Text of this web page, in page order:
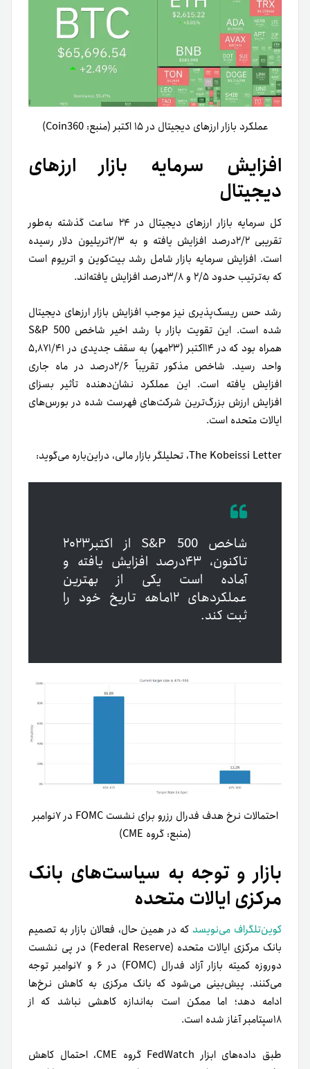
عملکرد بازار ارزهای دیجیتال در ۱۵ اکتبر (منبع: Coin360)
افزایش سرمایه بازار ارزهای
دیجیتال
کل سرمایه بازار ارزهای دیجیتال در ۲۴ ساعت گذشته به‌طور
تقریبی ۲/۲درصد افزایش یافته و به ۲/۳تریلیون دلار رسیده
است. افزایش سرمایه بازار شامل رشد بیت‌کوین و اتریوم است
که به‌ترتیب حدود ۲/۵ و ۳/۸درصد افزایش یافته‌اند.
رشد حس ریسک‌پذیری نیز موجب افزایش بازار ارزهای دیجیتال
شده است. این تقویت بازار با رشد اخیر شاخص S&P 500
همراه بود که در ۱۴اکتبر (۲۳مهر) به سقف جدیدی در ۵,۸۷۱/۴۱
واحد رسید. شاخص مذکور تقریباً ۲/۶درصد در ماه جاری
افزایش یافته است. این عملکرد نشان‌دهنده تأثیر بسزای
افزایش ارزش بزرگ‌ترین شرکت‌های فهرست شده در بورس‌های
ایالات متحده است.
The Kobeissi Letter، تحلیلگر بازار مالی، دراین‌باره می‌گوید:
شاخص S&P 500 از اکتبر‌۲۰۲۳
تا‌کنون، ۴۳‌درصد افزایش یافته و
آماده است یکی از بهترین
عملکردهای ۱۲ماهه تاریخ خود را
ثبت کند.
احتمالات نرخ هدف فدرال رزرو برای نشست FOMC در ۷‌نوامبر
(منبع: گروه CME)
بازار و توجه به سیاست‌های بانک
مرکزی ایالات متحده
کوین‌تلگراف می‌نویسد که در همین حال، فعالان بازار به تصمیم
بانک مرکزی ایالات متحده (Federal Reserve) در پی نشست
دو‌روزه کمیته بازار آزاد فدرال (FOMC) در ۶ و ۷نوامبر توجه
می‌کنند. پیش‌بینی می‌شود که بانک مرکزی به کاهش نرخ‌ها
ادامه دهد؛ اما ممکن است به‌اندازه کاهشی نباشد که از
۱۸سپتامبر آغاز شده است.
طبق داده‌های ابزار FedWatch گروه CME، احتمال کاهش